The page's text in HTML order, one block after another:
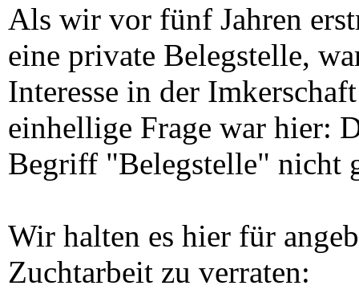
Als wir vor fünf Jahren
eine private Belegstelle,
Interesse in der
einhellige Frage war hier:
Begriff "Belegstelle" nicht
Wir halten es hier für
Zuchtarbeit zu verraten: